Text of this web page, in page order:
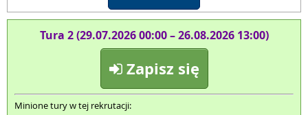
Tura 2 (29.07.2026 00:00 – 26.08.2026 13:00)
Zapisz się
Minione tury w tej rekrutacji: